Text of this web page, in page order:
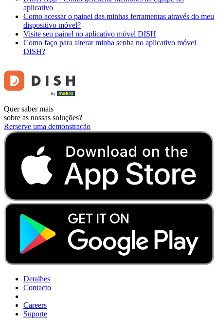
aplicativo
Como acessar o painel das minhas ferramentas através do meu
dispositivo móvel?
Visite seu painel no aplicativo móvel DISH
Como faço para alterar minha senha no aplicativo móvel
DISH?
Quer saber mais
sobre as nossas soluções?
Rerserve uma demonstração
Detalhes
Contacto
Careers
Suporte